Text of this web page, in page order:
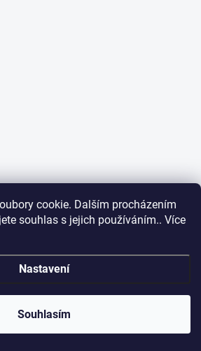
cookie. Dalším procházením
souhlas s jejich používáním.. Více
Nastavení
Souhlasím